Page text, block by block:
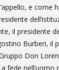
e come
il presidente
Burberi, il
Don
fede nell’uomo